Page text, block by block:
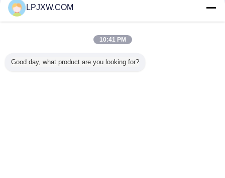
Trust Seal
Verified Suplier
Alle producten
LPJXW.COM
10:41 PM
Good day, what product are you looking for?